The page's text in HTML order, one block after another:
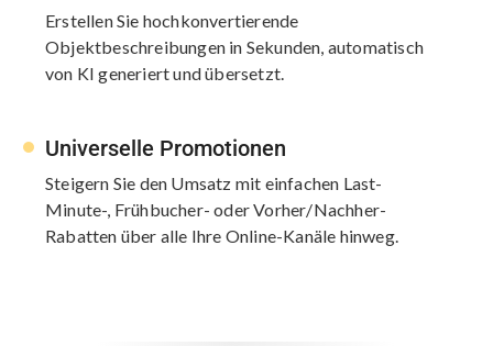
Erstellen Sie hochkonvertierende
Objektbeschreibungen in Sekunden, automatisch
von KI generiert und übersetzt.
Universelle Promotionen
Steigern Sie den Umsatz mit einfachen Last-
Minute-, Frühbucher- oder Vorher/Nachher-
Rabatten über alle Ihre Online-Kanäle hinweg.